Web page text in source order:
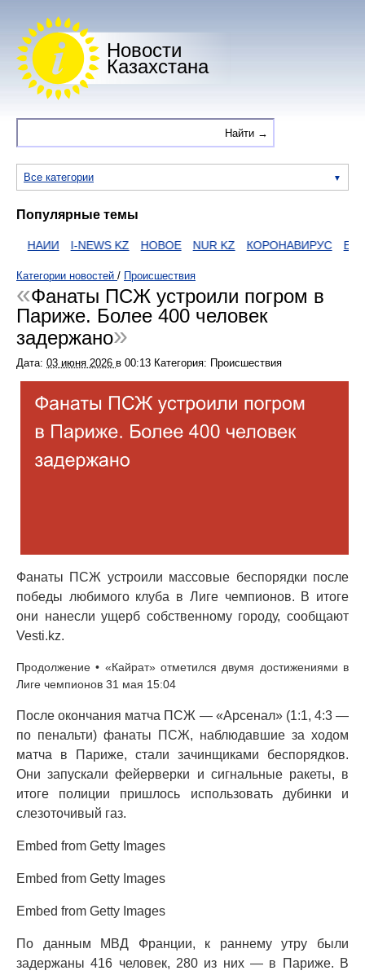
Новости
Казахстана
Все категории
Популярные темы
НАИИ I-NEWS KZ НОВОЕ NUR KZ КОРОНАВИРУС ЕГОВ
Категории новостей / Происшествия
Фанаты ПСЖ устроили погром в
Париже. Более 400 человек
задержано
Дата: 03 июня 2026 в 00:13 Категория: Происшествия
Фанаты ПСЖ устроили массовые беспорядки после
победы любимого клуба в Лиге чемпионов. В итоге
они нанесли ущерб собственному городу, сообщают
Vesti.kz.
Продолжение • «Кайрат» отметился двумя достижениями в
Лиге чемпионов 31 мая 15:04
После окончания матча ПСЖ — «Арсенал» (1:1, 4:3 —
по пенальти) фанаты ПСЖ, наблюдавшие за ходом
матча в Париже, стали зачинщиками беспорядков.
Они запускали фейерверки и сигнальные ракеты, в
итоге полиции пришлось использовать дубинки и
слезоточивый газ.
Embed from Getty Images
Embed from Getty Images
Embed from Getty Images
По данным МВД Франции, к раннему утру были
задержаны 416 человек, 280 из них — в Париже. В